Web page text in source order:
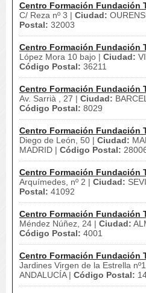
Centro Formación Fundación
C/ Reza nº 3 | Ciudad:
Postal: 32003
Centro Formación Fundación
López Mora 10 bajo | Ciudad:
Código Postal: 36211
Centro Formación Fundación
Av. Sarrià , 27 | Ciudad:
Código Postal: 8029
Centro Formación Fundación
Diego de León, 50 | Ciudad:
MADRID | Código Postal:
Centro Formación Fundación
Arquímedes, nº 2 | Ciudad:
Postal: 41092
Centro Formación Fundación
Méndez Núñez, 24 | Ciudad:
Código Postal: 4001
Centro Formación Fundación
Jardines Virgen de la Estrella
ANDALUCÍA | Código Postal: